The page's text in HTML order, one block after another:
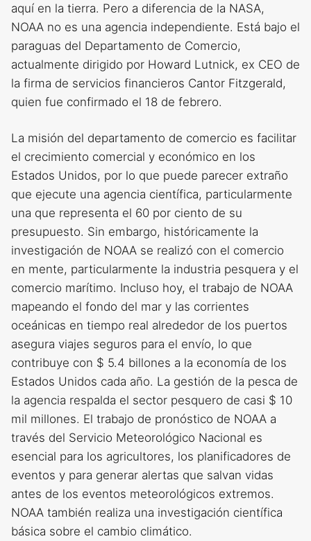
aquí en la tierra. Pero a diferencia de la NASA,
NOAA no es una agencia independiente. Está bajo el
paraguas del Departamento de Comercio,
actualmente dirigido por Howard Lutnick, ex CEO de
la firma de servicios financieros Cantor Fitzgerald,
quien fue confirmado el 18 de febrero.
La misión del departamento de comercio es facilitar
el crecimiento comercial y económico en los
Estados Unidos, por lo que puede parecer extraño
que ejecute una agencia científica, particularmente
una que representa el 60 por ciento de su
presupuesto. Sin embargo, históricamente la
investigación de NOAA se realizó con el comercio
en mente, particularmente la industria pesquera y el
comercio marítimo. Incluso hoy, el trabajo de NOAA
mapeando el fondo del mar y las corrientes
oceánicas en tiempo real alrededor de los puertos
asegura viajes seguros para el envío, lo que
contribuye con $ 5.4 billones a la economía de los
Estados Unidos cada año. La gestión de la pesca de
la agencia respalda el sector pesquero de casi $ 10
mil millones. El trabajo de pronóstico de NOAA a
través del Servicio Meteorológico Nacional es
esencial para los agricultores, los planificadores de
eventos y para generar alertas que salvan vidas
antes de los eventos meteorológicos extremos.
NOAA también realiza una investigación científica
básica sobre el cambio climático.